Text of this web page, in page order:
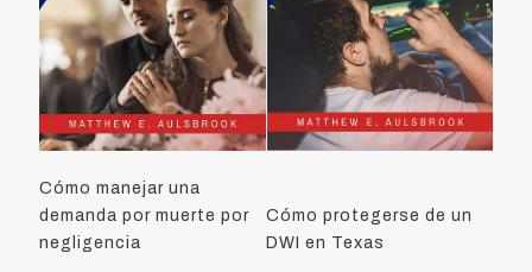
Cómo manejar una
demanda por muerte por
negligencia
Cómo protegerse de un
DWI en Texas